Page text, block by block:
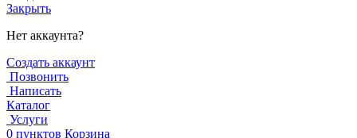
Закрыть
Нет аккаунта?
Создать аккаунт
Позвонить
Написать
Каталог
Услуги
0 пунктов Корзина